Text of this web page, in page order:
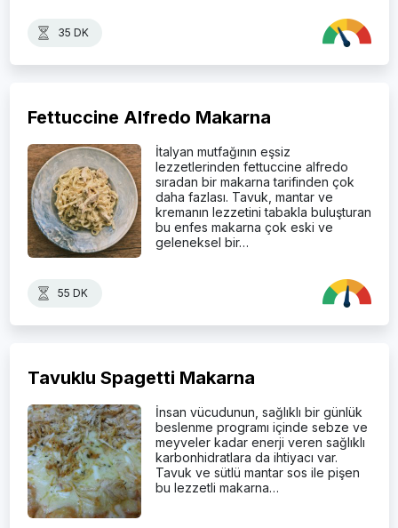
35 DK
Fettuccine Alfredo Makarna
İtalyan mutfağının eşsiz
lezzetlerinden fettuccine alfredo
sıradan bir makarna tarifinden çok
daha fazlası. Tavuk, mantar ve
kremanın lezzetini tabakla buluşturan
bu enfes makarna çok eski ve
geleneksel bir…
55 DK
Tavuklu Spagetti Makarna
İnsan vücudunun, sağlıklı bir günlük
beslenme programı içinde sebze ve
meyveler kadar enerji veren sağlıklı
karbonhidratlara da ihtiyacı var.
Tavuk ve sütlü mantar sos ile pişen
bu lezzetli makarna…